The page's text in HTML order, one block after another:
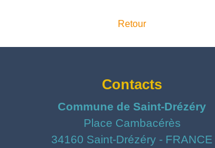
Retour
Contacts
Commune de Saint-Drézéry
Place Cambacérès
34160 Saint-Drézéry - FRANCE